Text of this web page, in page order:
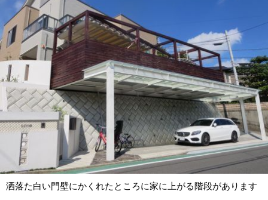
洒落た白い門壁にかくれたところに家に上がる階段があります